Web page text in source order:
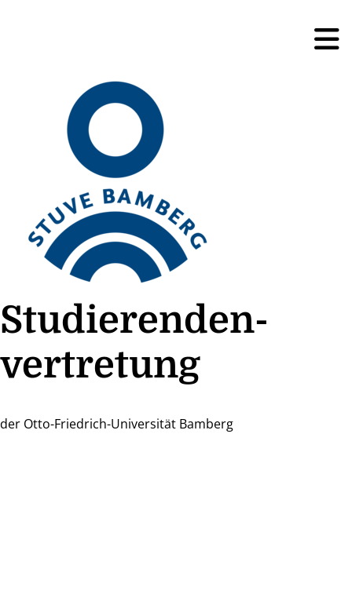
Studierenden-
vertretung
der Otto-Friedrich-Universität Bamberg